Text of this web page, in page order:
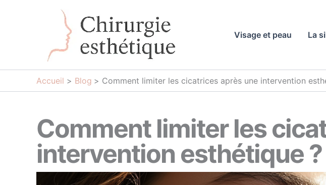
Visage et peau La
Accueil Blog Comment limiter les cicatrices après une intervention
Comment limiter les
intervention esthétique ?